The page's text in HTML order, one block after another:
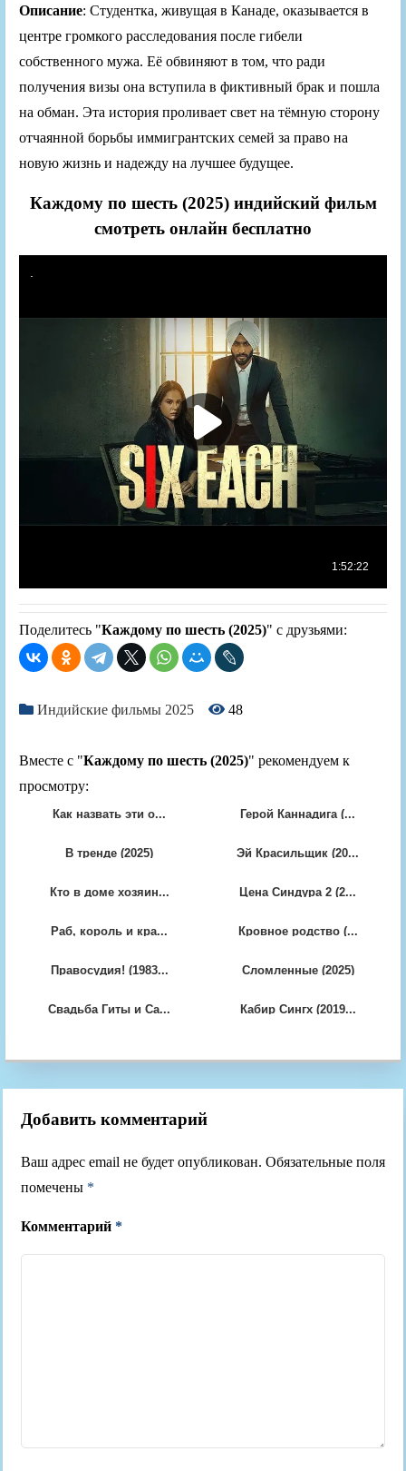
Описание: Студентка, живущая в Канаде, оказывается в
центре громкого расследования после гибели
собственного мужа. Её обвиняют в том, что ради
получения визы она вступила в фиктивный брак и пошла
на обман. Эта история проливает свет на тёмную сторону
отчаянной борьбы иммигрантских семей за право на
новую жизнь и надежду на лучшее будущее.
Каждому по шесть (2025) индийский фильм
смотреть онлайн бесплатно
Поделитесь "Каждому по шесть (2025)" с друзьями:
Индийские фильмы 2025 48
Вместе с "Каждому по шесть (2025)" рекомендуем к
просмотру:
Как назвать эти о... Герой Каннадига (...
В тренде (2025) Эй Красильщик (20...
Кто в доме хозяин... Цена Синдура 2 (2...
Раб, король и кра... Кровное родство (...
Правосудия! (1983... Сломленные (2025)
Свадьба Гиты и Са... Кабир Сингх (2019...
Добавить комментарий
Ваш адрес email не будет опубликован. Обязательные поля
помечены *
Комментарий *